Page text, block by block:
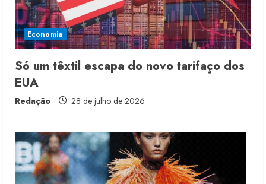
Economia
Só um têxtil escapa do novo tarifaço dos
EUA
Redação 28 de julho de 2026
3
Renata Caixeta assume Movimento
Sou de Algodão
5 de agosto de 2026
receita em 2026
Projeto testa passaporte digital na
moda nacional